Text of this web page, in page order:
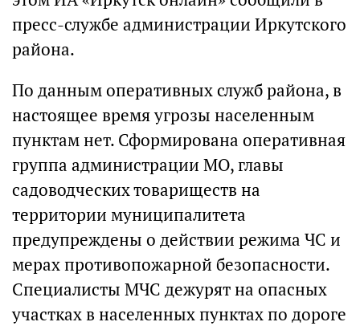
пресс-службе администрации Иркутского
района.
По данным оперативных служб района, в
настоящее время угрозы населенным
пунктам нет. Сформирована оперативная
группа администрации МО, главы
садоводческих товариществ на
территории муниципалитета
предупреждены о действии режима ЧС и
мерах противопожарной безопасности.
Специалисты МЧС дежурят на опасных
участках в населенных пунктах по дороге